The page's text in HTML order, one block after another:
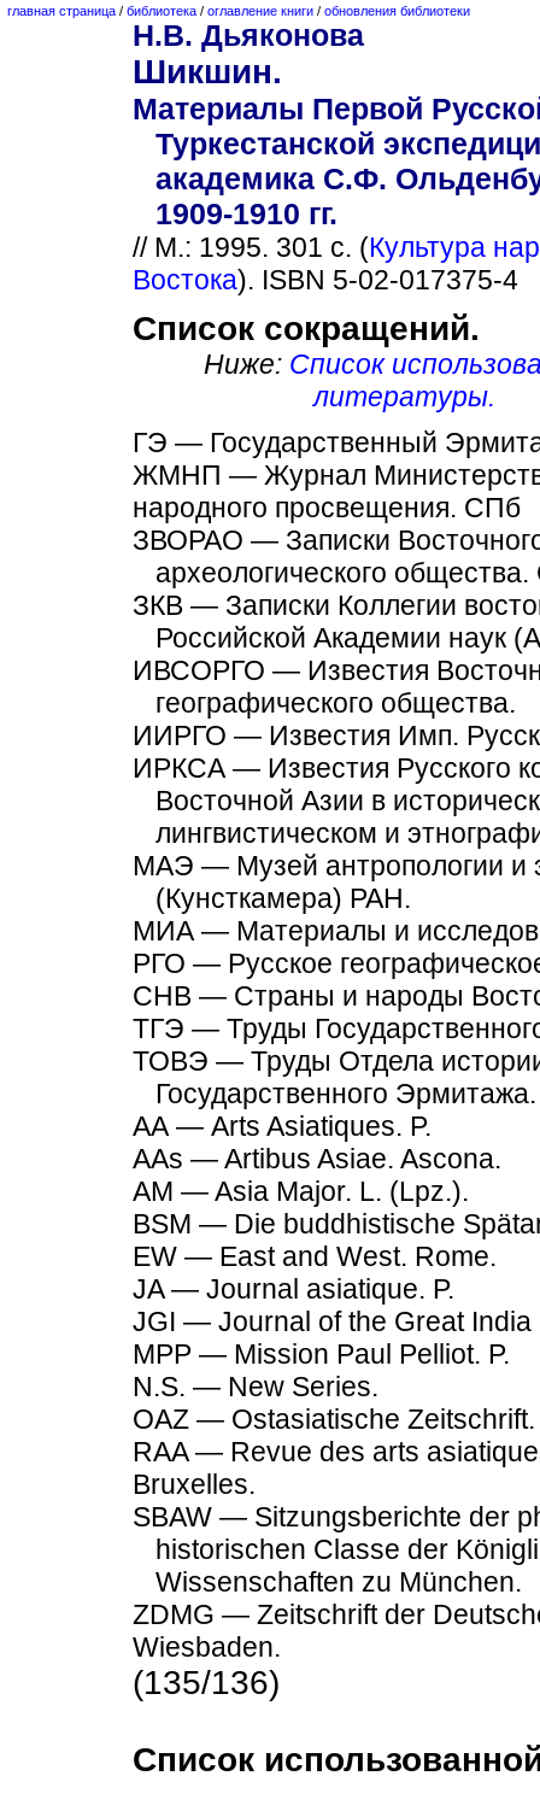
главная страница / библиотека / оглавление книги / обновления библиотеки
Н.В. Дьяконова
Шикшин.
Материалы Первой
Туркестанской
академика С.Ф.
1909-1910 гг.
// М.: 1995. 301 с. (Культура
Востока). ISBN 5-02-017375-4
Список сокращений.
Ниже: Список
литературы.
ГЭ — Государственный
ЖМНП — Журнал
народного просвещения. СПб
ЗВОРАО — Записки
археологического
ЗКВ — Записки Коллегии
Российской Академии наук
ИВСОРГО — Известия
географического общества.
ИИРГО — Известия Имп.
ИРКСА — Известия Русского
Восточной Азии в
лингвистическом и
МАЭ — Музей антропологии и
(Кунсткамера) РАН.
МИА — Материалы и
РГО — Русское
СНВ — Страны и народы
ТГЭ — Труды
ТОВЭ — Труды Отдела истории
Государственного
АА — Arts Asiatiques. P.
AAs — Artibus Asiae. Ascona.
AM — Asia Major. L. (Lpz.).
BSM — Die buddhistische
EW — East and West. Rome.
JA — Journal asiatique. P.
JGI — Journal of the Great India
MPP — Mission Paul Pelliot. P.
N.S. — New Series.
OAZ — Ostasiatische Zeitschrift.
RAA — Revue des arts
Bruxelles.
SBAW — Sitzungsberichte der
historischen Classe der
Wissenschaften zu München.
ZDMG — Zeitschrift der
Wiesbaden.
(135/136)
Список